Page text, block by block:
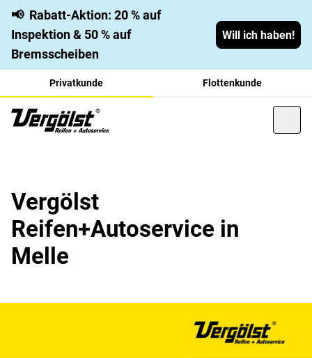
📢 Rabatt-Aktion: 20 % auf
Inspektion & 50 % auf
Bremsscheiben
Will ich haben!
Privatkunde Flottenkunde
Vergölst
Reifen+Autoservice in
Melle